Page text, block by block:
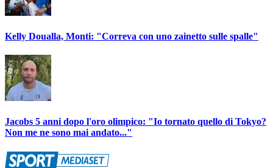
Kelly Doualla, Monti: "Correva con uno zainetto sulle spalle"
Jacobs 5 anni dopo l'oro olimpico: "Io tornato quello di Tokyo?
Non me ne sono mai andato..."